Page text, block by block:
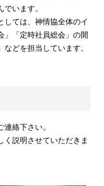
います。
ては、神情協全体のイ
」「定時社員総会」の開
どを担当しています。
絡下さい。
く説明させていただきま